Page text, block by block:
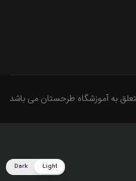
به آموزشگاه طرحستان می باشد
Light
Dark